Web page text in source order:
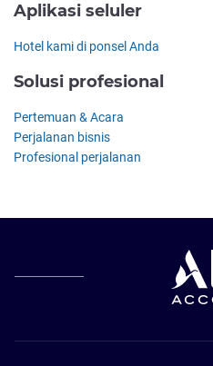
Aplikasi seluler
Hotel kami di ponsel Anda
Solusi profesional
Pertemuan & Acara
Perjalanan bisnis
Profesional perjalanan